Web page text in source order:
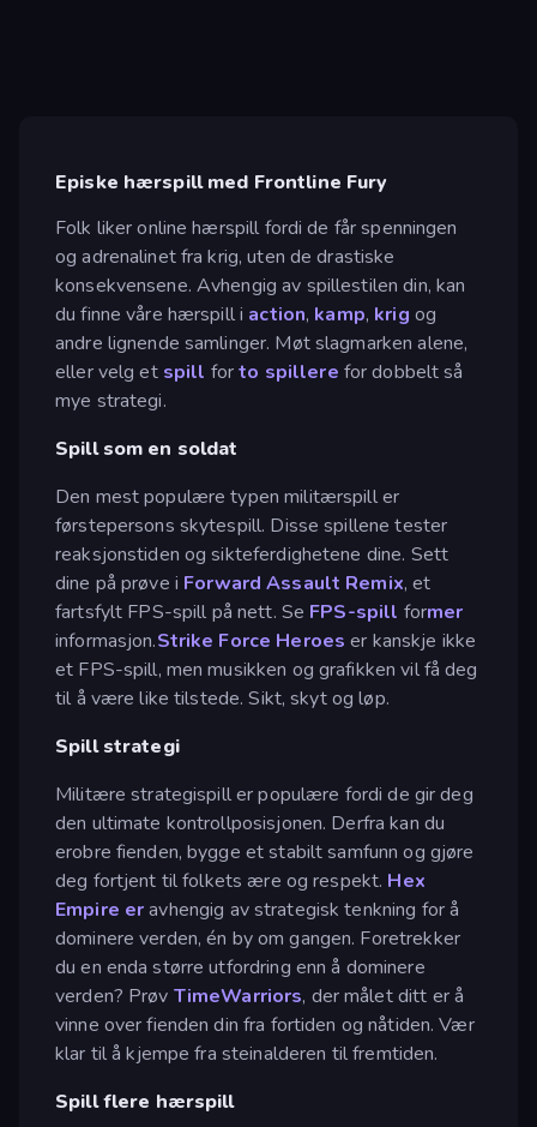
Episke hærspill med Frontline Fury
Folk liker online hærspill fordi de får spenningen
og adrenalinet fra krig, uten de drastiske
konsekvensene. Avhengig av spillestilen din, kan
du finne våre hærspill i action, kamp, krig og
andre lignende samlinger. Møt slagmarken alene,
eller velg et spill forto spillere for dobbelt så
mye strategi.
Spill som en soldat
Den mest populære typen militærspill er
førstepersons skytespill. Disse spillene tester
reaksjonstiden og sikteferdighetene dine. Sett
dine på prøve i Forward Assault Remix, et
fartsfylt FPS-spill på nett. Se FPS-spill former
informasjon.Strike Force Heroes er kanskje ikke
et FPS-spill, men musikken og grafikken vil få deg
til å være like tilstede. Sikt, skyt og løp.
Spill strategi
Militære strategispill er populære fordi de gir deg
den ultimate kontrollposisjonen. Derfra kan du
erobre fienden, bygge et stabilt samfunn og gjøre
deg fortjent til folkets ære og respekt. Hex
Empire eravhengig av strategisk tenkning for å
dominere verden, én by om gangen. Foretrekker
du en enda større utfordring enn å dominere
verden? Prøv TimeWarriors, der målet ditt er å
vinne over fienden din fra fortiden og nåtiden. Vær
klar til å kjempe fra steinalderen til fremtiden.
Spill flere hærspill